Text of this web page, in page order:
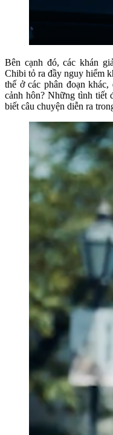
Bên cạnh đó, các khán
Chibi tỏ ra đầy nguy hiểm
thế ở các phân đoạn
cảnh hôn? Những tình tiết
biết câu chuyện diễn ra